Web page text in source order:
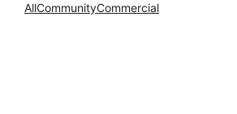
AllCommunityCommercial